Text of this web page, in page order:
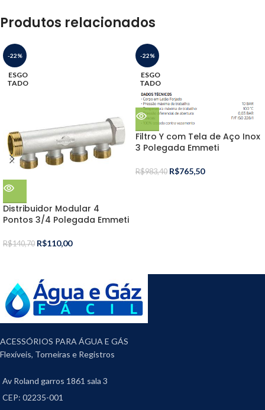
Produtos relacionados
-22%
ESGO
TADO
Distribuidor Modular 4
Pontos 3/4 Polegada Emmeti
R$140,70 R$110,00
-22%
ESGO
TADO
Filtro Y com Tela de Aço Inox
3 Polegada Emmeti
R$983,40 R$765,50
ACESSÓRIOS PARA ÁGUA E GÁS
Flexíveis, Torneiras e Registros
Av Roland garros 1861 sala 3
CEP: 02235-001